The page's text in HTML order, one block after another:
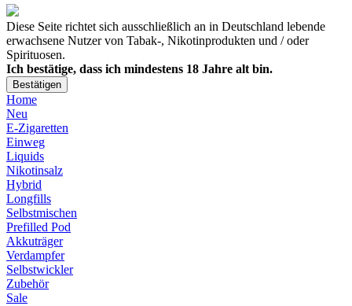
Diese Seite richtet sich ausschließlich an in Deutschland lebende
erwachsene Nutzer von Tabak-, Nikotinprodukten und / oder
Spirituosen.
Ich bestätige, dass ich mindestens 18 Jahre alt bin.
Bestätigen
Home
Neu
E-Zigaretten
Einweg
Liquids
Nikotinsalz
Hybrid
Longfills
Selbstmischen
Prefilled Pod
Akkuträger
Verdampfer
Selbstwickler
Zubehör
Sale